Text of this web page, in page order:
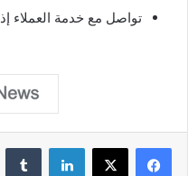
تواصل مع خدمة العملاء إذا
لينكدإن